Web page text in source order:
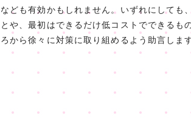
なども有効かもしれません。いずれにしても
とや、最初はできるだけ低コストでできる
ろから徐々に対策に取り組めるよう助言しま